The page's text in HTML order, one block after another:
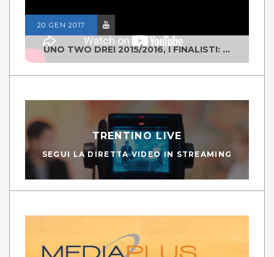
20 GEN 2017
UNO TWO DREI 2015/2016, I FINALISTI: CLASSE IV ALS ISTITUTO "DEGASPERI" BORGO VALSUGANA
TRENTINO LIVE
SEGUI LA DIRETTA VIDEO IN STREAMING